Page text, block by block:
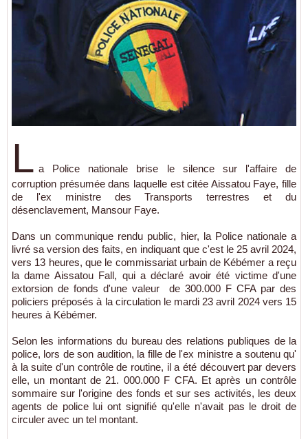
L a Police nationale brise le silence sur l'affaire de
corruption présumée dans laquelle est citée Aissatou Faye, fille
de l'ex ministre des Transports terrestres et du
désenclavement, Mansour Faye.
Dans un communique rendu public, hier, la Police nationale a
livré sa version des faits, en indiquant que c'est le 25 avril 2024,
vers 13 heures, que le commissariat urbain de Kébémer a reçu
la dame Aissatou Fall, qui a déclaré avoir été victime d'une
extorsion de fonds d'une valeur de 300.000 F CFA par des
policiers préposés à la circulation le mardi 23 avril 2024 vers 15
heures à Kébémer.
Selon les informations du bureau des relations publiques de la
police, lors de son audition, la fille de l'ex ministre a soutenu qu'
à la suite d'un contrôle de routine, il a été découvert par devers
elle, un montant de 21. 000.000 F CFA. Et après un contrôle
sommaire sur l'origine des fonds et sur ses activités, les deux
agents de police lui ont signifié qu'elle n'avait pas le droit de
circuler avec un tel montant.